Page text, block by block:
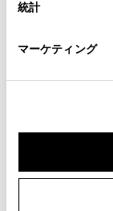
「Cookie（クッ
統計
マーケティング
営業日カレン